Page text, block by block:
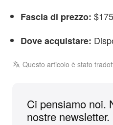
Fascia di prezzo:
Dove acquistare:
Questo articolo è stato
Ci pensiamo noi.
nostre newsletter.